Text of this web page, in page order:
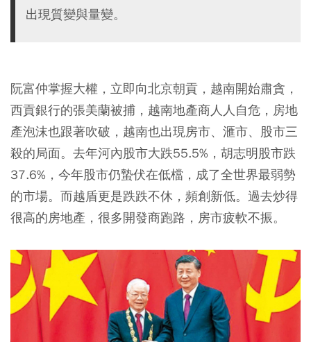
出現質變與量變。
阮富仲掌握大權，立即向北京朝貢，越南開始肅貪，
西貢銀行的張美蘭被捕，越南地產商人人自危，房地
產泡沫也跟著吹破，越南也出現房市、滙市、股市三
殺的局面。去年河內股市大跌55.5%，胡志明股市跌
37.6%，今年股市仍蟄伏在低檔，成了全世界最弱勢
的市場。而越盾更是跌跌不休，頻創新低。過去炒得
很高的房地產，很多開發商跑路，房市疲軟不振。